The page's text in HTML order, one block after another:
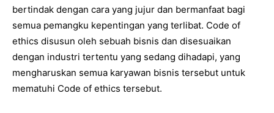
bertindak dengan cara yang jujur dan bermanfaat bagi
semua pemangku kepentingan yang terlibat. Code of
ethics disusun oleh sebuah bisnis dan disesuaikan
dengan industri tertentu yang sedang dihadapi, yang
mengharuskan semua karyawan bisnis tersebut untuk
mematuhi Code of ethics tersebut.